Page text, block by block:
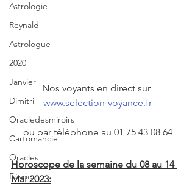
Astrologie
Reynald
Astrologue
2020
Janvier
Dimitri
Oracledesmiroirs
Cartomancie
Oracles
Février
Nos voyants en direct sur
www.selection-voyance.fr
ou par téléphone au 01 75 43 08 64
Horoscope de la semaine du 08 au 14
Mai 2023: